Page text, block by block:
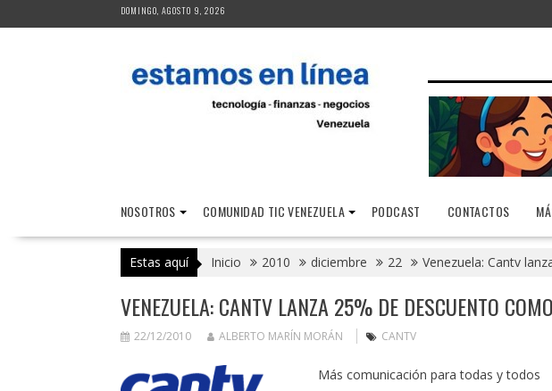
al
DOMINGO, AGOSTO 9, 2026
NOSOTROS COMUNIDAD TIC VENEZUELA PODCAST CONTACTOS
Estas aquí Inicio 2010 diciembre 22 Venezuela: Cantv
VENEZUELA: CANTV LANZA 25% DE DESCUENTO
22/12/2010 ALBERTO MARÍN MORÁN CANTV
Más comunicación para todas y todos